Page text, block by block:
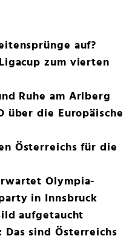
auf?
zum vierten
Ruhe am Arlberg
über die Europäische
Österreichs für die
Olympia-
in Innsbruck
aufgetaucht
Das sind Österreichs